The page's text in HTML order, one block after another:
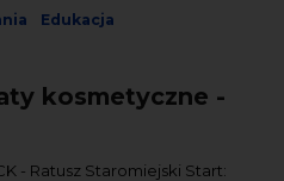
Edukacja
kosmetyczne -
- Ratusz Staromiejski Start: